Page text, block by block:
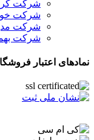
شرکت
شرکت
شرکت
شرکت
نمادهای اعتبار